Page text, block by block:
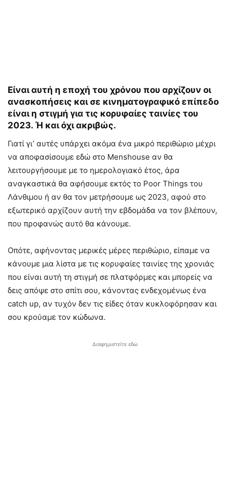
Είναι αυτή η εποχή του χρόνου που αρχίζουν οι
ανασκοπήσεις και σε κινηματογραφικό επίπεδο
είναι η στιγμή για τις κορυφαίες ταινίες του
2023. Ή και όχι ακριβώς.
Γιατί γι’ αυτές υπάρχει ακόμα ένα μικρό περιθώριο μέχρι
να αποφασίσουμε εδώ στο Menshouse αν θα
λειτουργήσουμε με το ημερολογιακό έτος, άρα
αναγκαστικά θα αφήσουμε εκτός το Poor Things του
Λάνθιμου ή αν θα τον μετρήσουμε ως 2023, αφού στο
εξωτερικό αρχίζουν αυτή την εβδομάδα να τον βλέπουν,
που προφανώς αυτό θα κάνουμε.
Οπότε, αφήνοντας μερικές μέρες περιθώριο, είπαμε να
κάνουμε μια λίστα με τις κορυφαίες ταινίες της χρονιάς
που είναι αυτή τη στιγμή σε πλατφόρμες και μπορείς να
δεις απόψε στο σπίτι σου, κάνοντας ενδεχομένως ένα
catch up, αν τυχόν δεν τις είδες όταν κυκλοφόρησαν και
σου κρούαμε τον κώδωνα.
Διαφημιστείτε εδώ